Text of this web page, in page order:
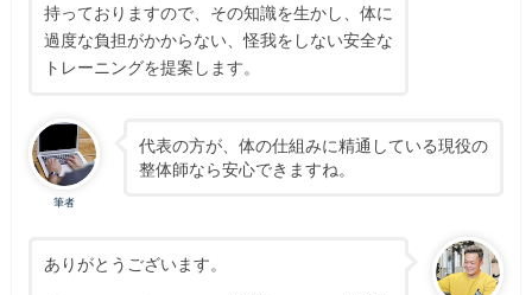
持っておりますので、その知識を生かし、体に
過度な負担がかからない、怪我をしない安全な
トレーニングを提案します。
筆者
代表の方が、体の仕組みに精通している現役の
整体師なら安心できますね。
ありがとうございます。